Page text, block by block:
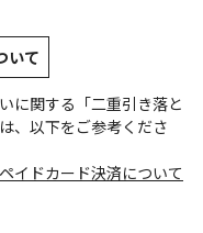
いて
に関する「二重引き落と
、以下をご参考くださ
イドカード決済について